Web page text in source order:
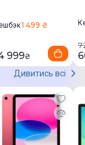
1 499 ₴
999₴
Дивитись всі